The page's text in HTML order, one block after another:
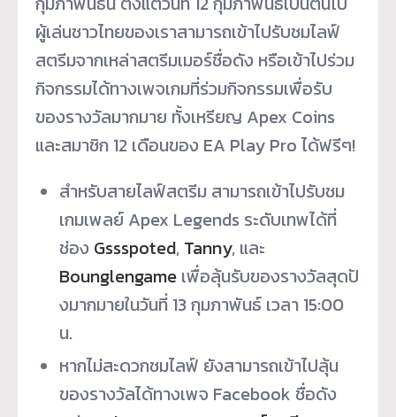
ผู้เล่นชาวไทยของเราสามารถเข้าไปรับชมไลฟ์
สตรีมจากเหล่าสตรีมเมอร์ชื่อดัง หรือเข้าไปร่วม
กิจกรรมได้ทางเพจเกมที่ร่วมกิจกรรมเพื่อรับ
ของรางวัลมากมาย ทั้งเหรียญ Apex Coins
และสมาชิก 12 เดือนของ EA Play Pro ได้ฟรีๆ!
สำหรับสายไลฟ์สตรีม สามารถเข้าไปรับชม
เกมเพลย์ Apex Legends ระดับเทพได้ที่
ช่อง Gssspoted, Tanny, และ
Bounglengameเพื่อลุ้นรับของรางวัลสุดปั
งมากมายในวันที่ 13 กุมภาพันธ์ เวลา 15:00
น.
หากไม่สะดวกชมไลฟ์ ยังสามารถเข้าไปลุ้น
ของรางวัลได้ทางเพจ Facebook ชื่อดัง